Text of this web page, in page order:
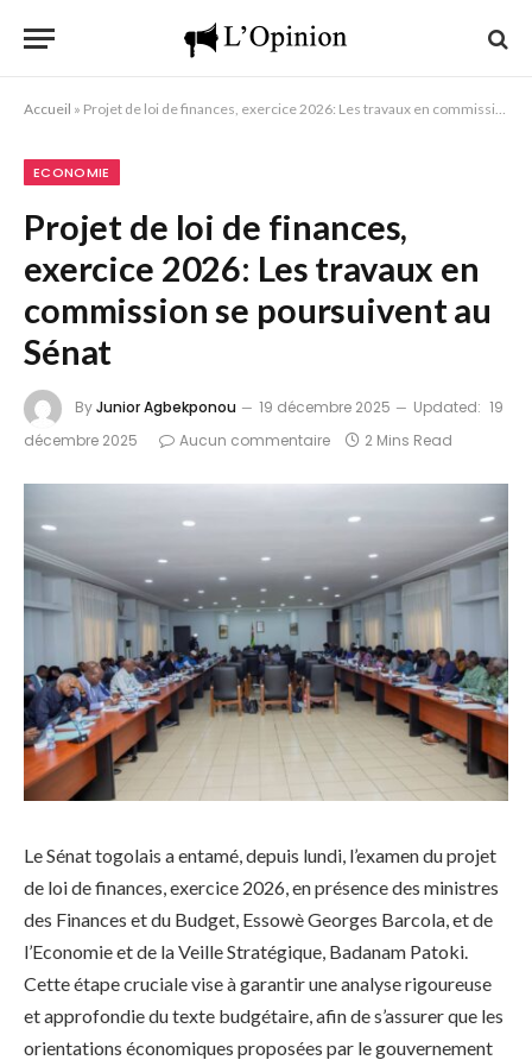
Accueil » Projet de loi de finances, exercice 2026: Les travaux en commission se poursuivent au Sénat
ECONOMIE
Projet de loi de finances,
exercice 2026: Les travaux en
commission se poursuivent au
Sénat
ByJunior Agbekponou 19 décembre 2025 Updated: 19
décembre 2025
Aucun commentaire 2 Mins Read
Le Sénat togolais a entamé, depuis lundi, l’examen du projet
de loi de finances, exercice 2026, en présence des ministres
des Finances et du Budget, Essowè Georges Barcola, et de
l’Economie et de la Veille Stratégique, Badanam Patoki.
Cette étape cruciale vise à garantir une analyse rigoureuse
et approfondie du texte budgétaire, afin de s’assurer que les
orientations économiques proposées par le gouvernement